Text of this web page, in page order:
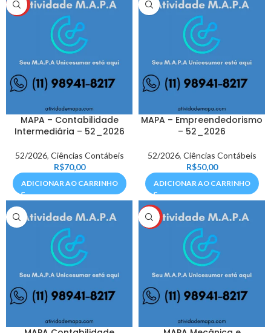
HOT
MAPA – Contabilidade
Intermediária – 52_2026
52/2026, Ciências Contábeis
R$70,00
ADICIONAR AO CARRINHO
MAPA – Empreendedorismo
– 52_2026
52/2026, Ciências Contábeis
R$50,00
ADICIONAR AO CARRINHO
HOT